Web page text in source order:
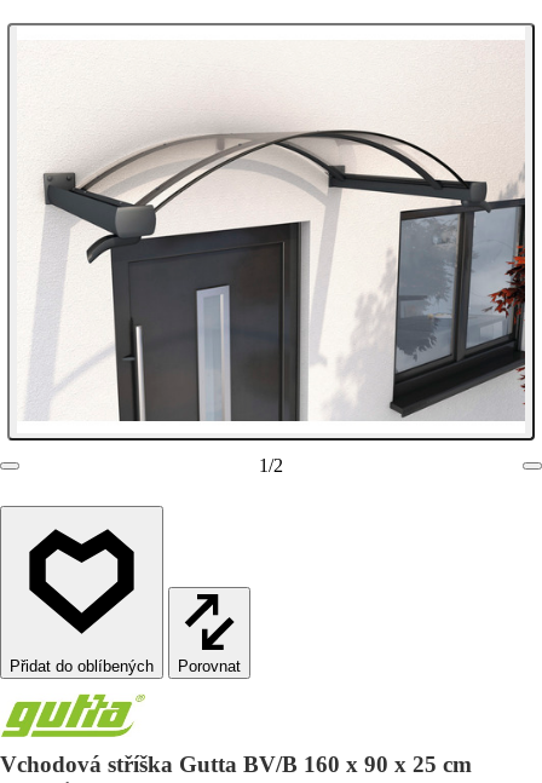
1/2
Porovnat
Vchodová stříška Gutta BV/B 160 x 90 x 25 cm